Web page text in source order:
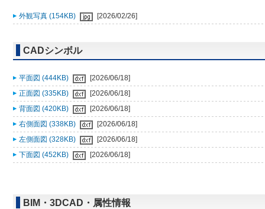
外観写真 (154KB) [2026/02/26]
CADシンボル
平面図 (444KB)
[2026/06/18]
正面図 (335KB)
[2026/06/18]
背面図 (420KB)
[2026/06/18]
右側面図 (338KB)
[2026/06/18]
左側面図 (328KB)
[2026/06/18]
下面図 (452KB)
[2026/06/18]
BIM・3DCAD・属性情報